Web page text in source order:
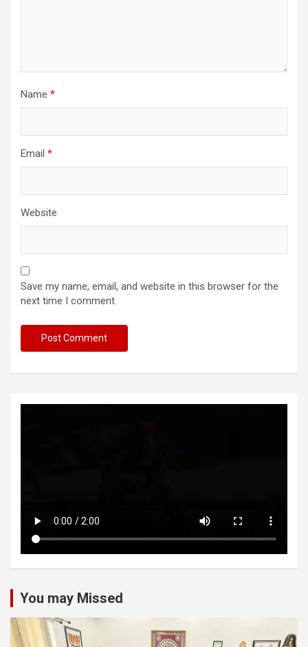
Name *
Email *
Website
Save my name, email, and website in this browser for the
next time I comment.
You may Missed